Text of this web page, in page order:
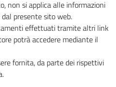
non si applica alle informazioni
presente sito web.
effettuati tramite altri link
potrà accedere mediante il
fornita, da parte dei rispettivi